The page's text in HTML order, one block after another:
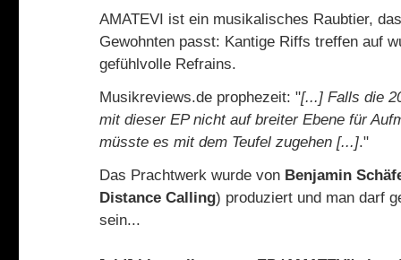
AMATEVI ist ein musikalisches Raubtier,
Gewohnten passt: Kantige Riffs treffen auf
gefühlvolle Refrains.
Musikreviews.de prophezeit: "[...] Falls die
mit dieser EP nicht auf breiter Ebene für
müsste es mit dem Teufel zugehen [...]."
Das Prachtwerk wurde von Benjamin
Distance Calling) produziert und man darf
sein...